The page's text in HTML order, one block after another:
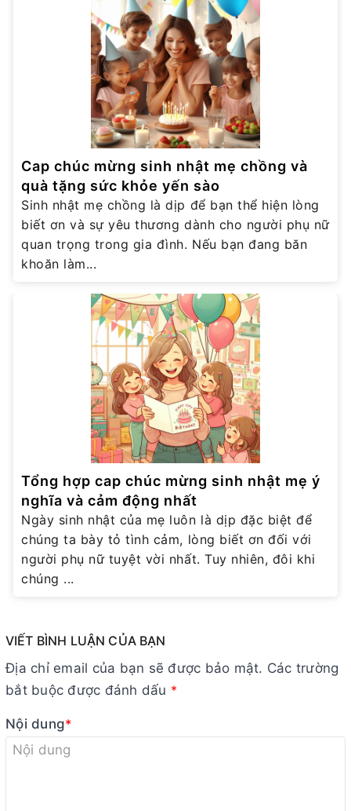
Cap chúc mừng sinh nhật mẹ chồng và
quà tặng sức khỏe yến sào
Sinh nhật mẹ chồng là dịp để bạn thể hiện lòng
biết ơn và sự yêu thương dành cho người phụ nữ
quan trọng trong gia đình. Nếu bạn đang băn
khoăn làm...
Tổng hợp cap chúc mừng sinh nhật mẹ ý
nghĩa và cảm động nhất
Ngày sinh nhật của mẹ luôn là dịp đặc biệt để
chúng ta bày tỏ tình cảm, lòng biết ơn đối với
người phụ nữ tuyệt vời nhất. Tuy nhiên, đôi khi
chúng ...
VIẾT BÌNH LUẬN CỦA BẠN
Địa chỉ email của bạn sẽ được bảo mật. Các trường
bắt buộc được đánh dấu *
Nội dung*